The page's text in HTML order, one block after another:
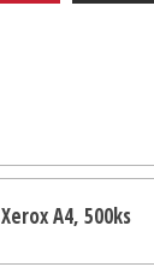
Xerox A4, 500ks